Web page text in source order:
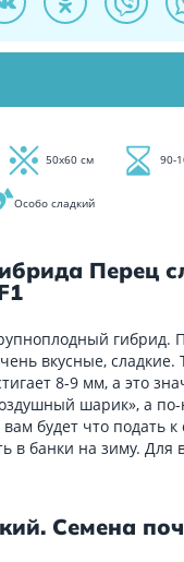
50х60 см 90-
Особо сладкий
Перец
гибрид.
вкусные,
8-9 мм, а это
шарик», а
будет что подать к
в банки на зиму.
Семена